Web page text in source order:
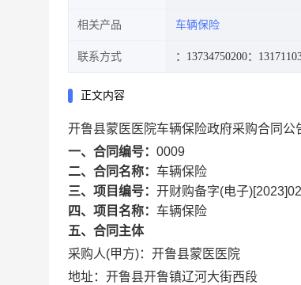
相关产品 车辆保险
联系方式 ：13734750200：
正文内容
开鲁县蒙医医院车辆保险政府采购合同公
一、合同编号： 0009
二、合同名称： 车辆保险
三、项目编号： 开财购备字(电子
四、项目名称： 车辆保险
五、合同主体
采购人(甲方)：开鲁县蒙医医院
地址：开鲁县开鲁镇辽河大街西段